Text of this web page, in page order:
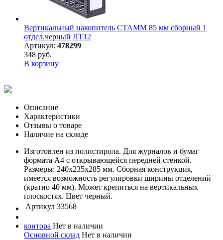
Вертикальный накопитель СТАММ 85 мм сборный 1
отдел.черный ЛТ12
Артикул: 478299
348 руб.
В корзину
Описание
Характеристики
Отзывы о товаре
Наличие на складе
Изготовлен из полистирола. Для журналов и бумаг
формата А4 с открывающейся передней стенкой.
Размеры: 240х235х285 мм. Сборная конструкция,
имеется возможность регулировки ширины отделений
(кратно 40 мм). Может крепиться на вертикальных
плоскостях. Цвет черный.
Артикул 33568
контора Нет в наличии
Основной склад Нет в наличии